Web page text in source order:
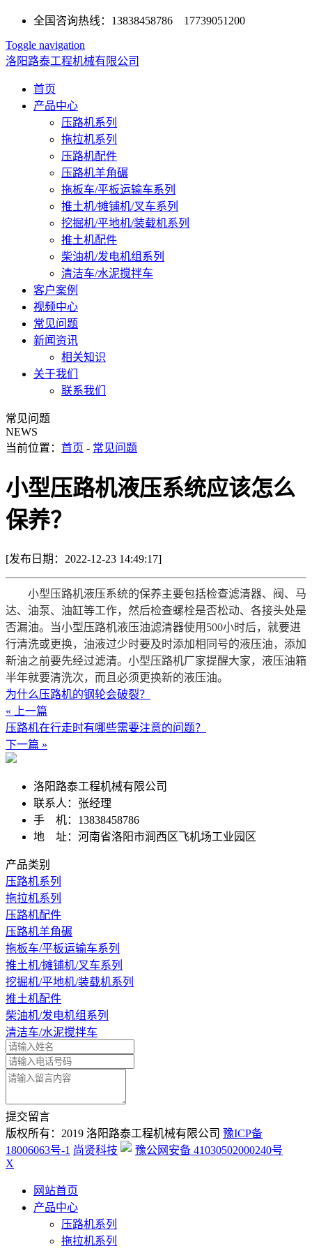
全国咨询热线：13838458786 17739051200
Toggle navigation
洛阳路泰工程机械有限公司
首页
产品中心
压路机系列
拖拉机系列
压路机配件
压路机羊角碾
拖板车/平板运输车系列
推土机/摊铺机/叉车系列
挖掘机/平地机/装载机系列
推土机配件
柴油机/发电机组系列
清洁车/水泥搅拌车
客户案例
视频中心
常见问题
新闻资讯
相关知识
关于我们
联系我们
常见问题
NEWS
当前位置： 首页 - 常见问题
小型压路机液压系统应该怎么
保养？
[发布日期：2022-12-23 14:49:17]
小型压路机液压系统的保养主要包括检查滤清器、阀、马
达、油泵、油缸等工作，然后检查螺栓是否松动、各接头处是
否漏油。当小型压路机液压油滤清器使用500小时后，就要进
行清洗或更换，油液过少时要及时添加相同号的液压油，添加
新油之前要先经过滤清。小型压路机厂家提醒大家，液压油箱
半年就要清洗次，而且必须更换新的液压油。
为什么压路机的钢轮会破裂？
« 上一篇
压路机在行走时有哪些需要注意的问题？
下一篇 »
洛阳路泰工程机械有限公司
联系人：张经理
手 机：13838458786
地 址：河南省洛阳市涧西区飞机场工业园区
产品类别
压路机系列
拖拉机系列
压路机配件
压路机羊角碾
拖板车/平板运输车系列
推土机/摊铺机/叉车系列
挖掘机/平地机/装载机系列
推土机配件
柴油机/发电机组系列
清洁车/水泥搅拌车
提交留言
版权所有：2019 洛阳路泰工程机械有限公司 豫ICP备
18006063号-1 尚贤科技
豫公网安备 41030502000240号
X
网站首页
产品中心
压路机系列
拖拉机系列